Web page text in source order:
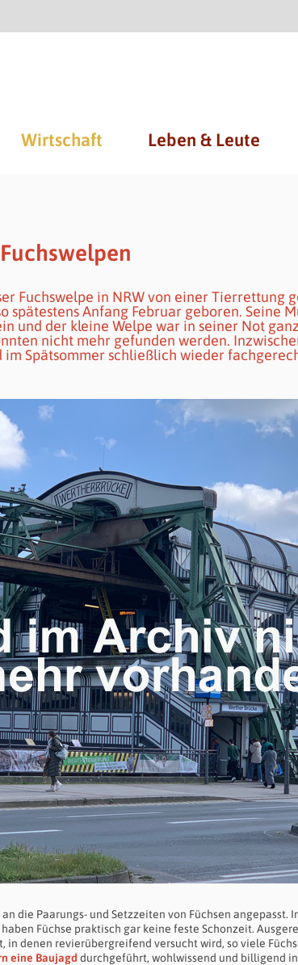
Wirtschaft Leben & Leute
Fuchswelpe in NRW von einer Tierrettung
spätestens Anfang Februar geboren. Seine
und der kleine Welpe war in seiner Not
nicht mehr gefunden werden.
Spätsommer schließlich wieder
die Paarungs- und Setzzeiten von Füchsen angepasst.
haben Füchse praktisch gar keine feste Schonzeit.
in denen revierübergreifend versucht wird, so viele
eine Baujagd durchgeführt, wohlwissend und billigend